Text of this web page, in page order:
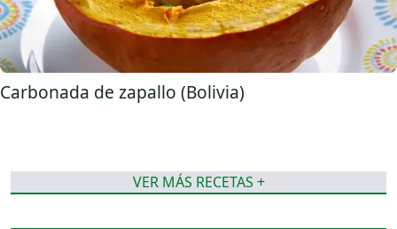
Carbonada de zapallo (Bolivia)
VER MÁS RECETAS +